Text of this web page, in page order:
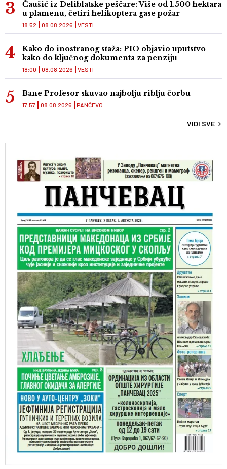
Čaušić iz Deliblatske peščare: Više od 1.500 hektara
u plamenu, četiri helikoptera gase požar
VESTI
18:52 08.08.2026
Kako do inostranog staža: PIO objavio uputstvo
kako do ključnog dokumenta za penziju
VESTI
18:00 08.08.2026
Bane Profesor skuvao najbolju riblju čorbu
PANČEVO
17:57 08.08.2026
VIDI SVE